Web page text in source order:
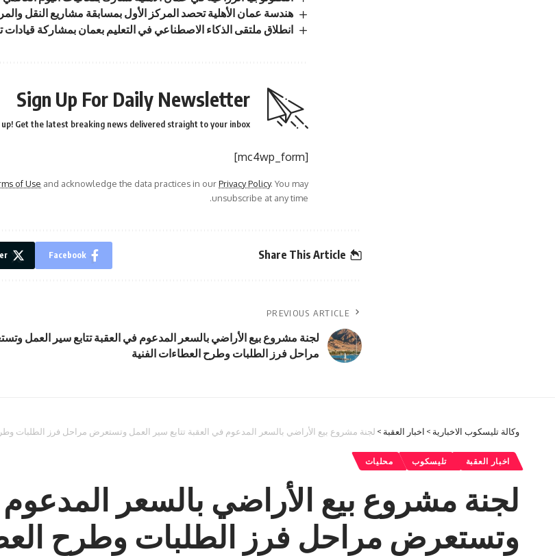
هندسة عمان الأهلية تحصد المركز الأول بمسابقة مشاريع النقل
انطلاق ملتقى الذكاء الاصطناعي في التعليم بعمان بمشاركة قيادات
Sign Up For Daily Newsletter
up! Get the latest breaking news delivered straight to your inbox.
[mc4wp_form]
of Use and acknowledge the data practices in ourPrivacy Policy. You may
unsubscribe at any time.
Share This Article
Facebook
PREVIOUS ARTICLE
لجنة مشروع بيع الأراضي بالسعر المدعوم في العقبة تتابع سير العمل
مراحل فرز الطلبات وطرح العطاءات الفنية
وكالة تليسكوب الاخبارية > اخبار العقبة > لجنة مشروع بيع الأراضي بالسعر المدعوم في العقبة تتابع سير العمل وتستعرض مراحل فرز الطلبات
اخبار العقبة تليسكوب محليات
لجنة مشروع بيع الأراضي بالسعر المدعوم
وتستعرض مراحل فرز الطلبات وطرح